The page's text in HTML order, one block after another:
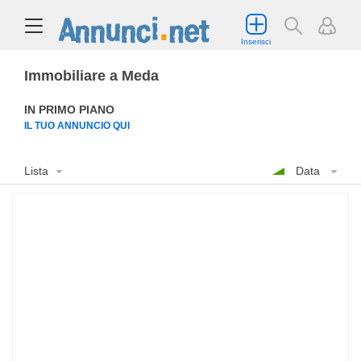
Inserisci
Immobiliare a Meda
IN PRIMO PIANO
IL TUO ANNUNCIO QUI
Lista Data